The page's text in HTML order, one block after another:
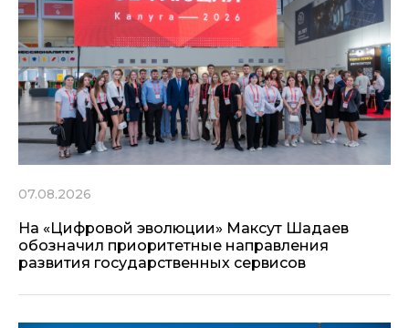
07.08.2026
На «Цифровой эволюции» Максут Шадаев
обозначил приоритетные направления
развития государственных сервисов